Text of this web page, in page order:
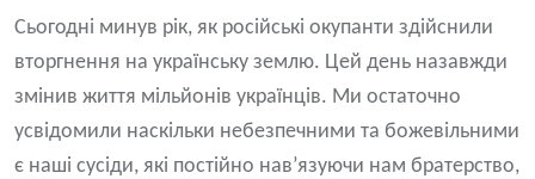
Сьогодні минув рік, як російські окупанти здійснили
вторгнення на українську землю. Цей день назавжди
змінив життя мільйонів українців. Ми остаточно
усвідомили наскільки небезпечними та божевільними
є наші сусіди, які постійно навʼязуючи нам братерство,